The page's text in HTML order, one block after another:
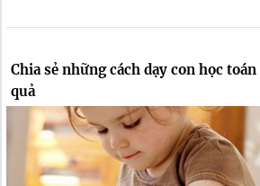
Chia sẻ những cách dạy con học
quả